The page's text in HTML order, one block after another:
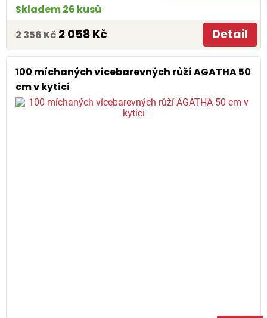
Skladem 26 kusů
2 356 Kč 2 058 Kč Detail
100 míchaných vícebarevných růží AGATHA 50
cm v kytici